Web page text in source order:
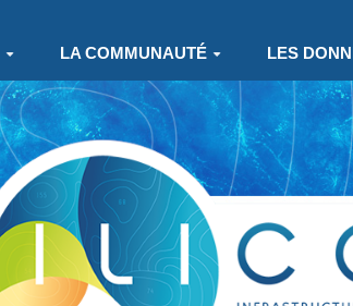
LA COMMUNAUTÉ LES